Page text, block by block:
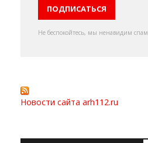
Не беспокойтесь, мы ненавидим спам
Новости сайта arh112.ru